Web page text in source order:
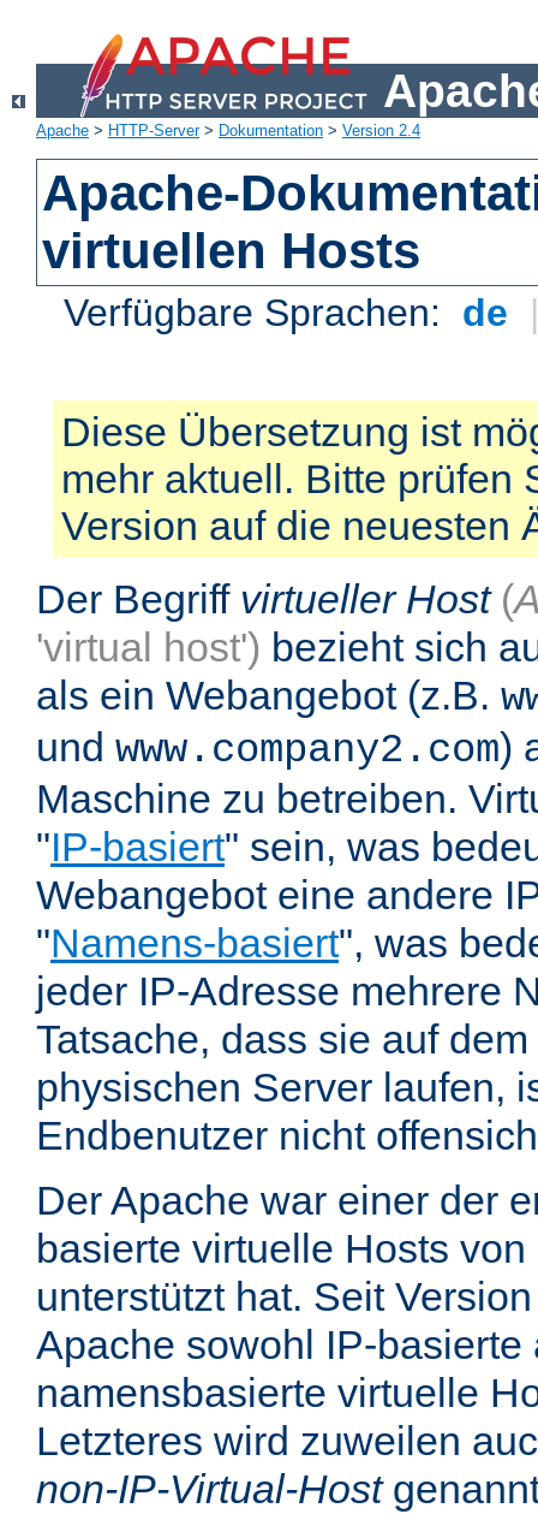
Apache > HTTP-Server> Dokumentation > Version 2.4
Apache-
virtuellen Hosts
Verfügbare Sprachen: de
Diese Übersetzung ist
mehr aktuell. Bitte prüfen
Version auf die neuesten
Der Begriff virtueller Host (
'virtual host') bezieht sich
als ein Webangebot (z.B.
und www.company2.com)
Maschine zu betreiben.
"IP-basiert" sein, was
Webangebot eine andere
"Namens-basiert", was
jeder IP-Adresse mehrere
Tatsache, dass sie auf
physischen Server laufen,
Endbenutzer nicht
Der Apache war einer der
basierte virtuelle Hosts
unterstützt hat. Seit
Apache sowohl IP-basierte
namensbasierte virtuelle
Letzteres wird zuweilen
non-IP-Virtual-Host